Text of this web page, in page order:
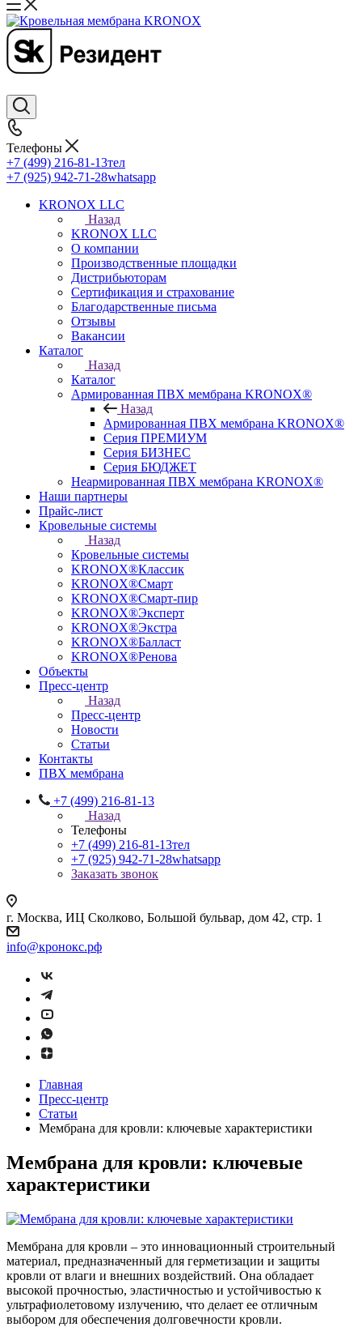
Телефоны
+7 (499) 216-81-13тел
+7 (925) 942-71-28whatsapp
KRONOX LLC
Назад
KRONOX LLC
О компании
Производственные площадки
Дистрибьюторам
Сертификация и страхование
Благодарственные письма
Отзывы
Вакансии
Каталог
Назад
Каталог
Армированная ПВХ мембрана KRONOX®
Назад
Армированная ПВХ мембрана KRONOX®
Серия ПРЕМИУМ
Серия БИЗНЕС
Серия БЮДЖЕТ
Неармированная ПВХ мембрана KRONOX®
Наши партнеры
Прайс-лист
Кровельные системы
Назад
Кровельные системы
KRONOX®Классик
KRONOX®Смарт
KRONOX®Смарт-пир
KRONOX®Эксперт
KRONOX®Экстра
KRONOX®Балласт
KRONOX®Ренова
Объекты
Пресс-центр
Назад
Пресс-центр
Новости
Статьи
Контакты
ПВХ мембрана
+7 (499) 216-81-13
Назад
Телефоны
+7 (499) 216-81-13тел
+7 (925) 942-71-28whatsapp
Заказать звонок
г. Москва, ИЦ Сколково, Большой бульвар, дом 42, стр. 1
info@кронокс.рф
Главная
Пресс-центр
Статьи
Мембрана для кровли: ключевые характеристики
Мембрана для кровли: ключевые
характеристики
Мембрана для кровли – это инновационный строительный
материал, предназначенный для герметизации и защиты
кровли от влаги и внешних воздействий. Она обладает
высокой прочностью, эластичностью и устойчивостью к
ультрафиолетовому излучению, что делает ее отличным
выбором для обеспечения долговечности кровли.